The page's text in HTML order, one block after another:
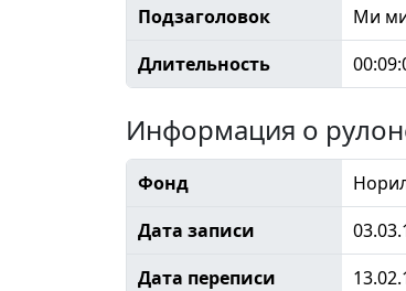
Подзаголовок
Ми
Длительность
Информация о
Фонд
Дата записи
Дата переписи